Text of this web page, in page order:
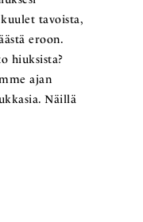
tavoista,
eroon.
hiuksista?
ajan
Näillä